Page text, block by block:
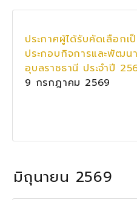
ประกาศผู้ได้รับคัดเลือกเ
ประกอบกิจการและพัฒน
อุบลราชธานี ประจำปี
9 กรกฎาคม 2569
มิถุนายน 2569